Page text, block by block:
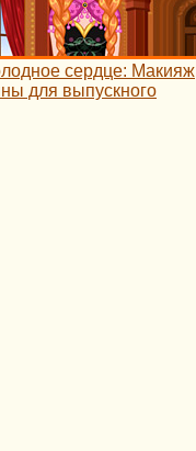
сердце: Макияж
для выпускного